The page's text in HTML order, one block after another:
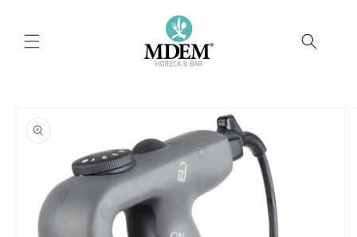
al contenido
a la
información
del producto